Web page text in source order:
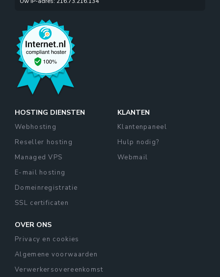
HOSTING DIENSTEN
Webhosting
Reseller hosting
Managed VPS
E-mail hosting
Domeinregistratie
SSL certificaten
KLANTEN
Klantenpaneel
Hulp nodig?
Webmail
OVER ONS
Privacy en cookies
Algemene voorwaarden
Verwerkersovereenkomst